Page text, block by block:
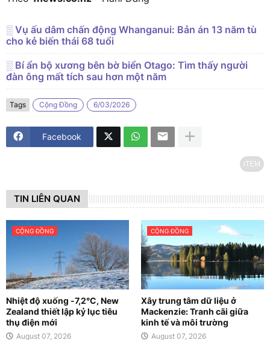
░ Vụ ấu dâm chấn động Whanganui: Bản án 13 năm tù
cho kẻ biến thái 68 tuổi
░ Bí ẩn bộ xương bên bờ biển Otago: Tìm thấy người
đàn ông mất tích sau hơn một năm
Tags Cộng Đồng 6/03/2026
Facebook
iTEM
TIN LIÊN QUAN
CỘNG ĐỒNG
Nhiệt độ xuống -7,2°C, New
Zealand thiết lập kỷ lục tiêu
thụ điện mới
August 07, 2026
CỘNG ĐỒNG
Xây trung tâm dữ liệu ở
Mackenzie: Tranh cãi giữa
kinh tế và môi trường
August 07, 2026